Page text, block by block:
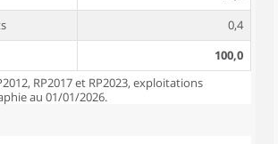
0,4
100,0
RP2017 et RP2023, exploitations
au 01/01/2026.